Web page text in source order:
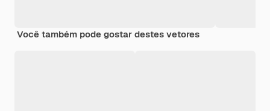
Você também pode gostar destes vetores